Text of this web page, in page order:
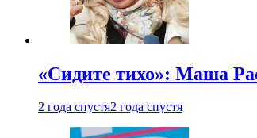
«Сидите тихо»: Маша
2 года спустя2 года спустя